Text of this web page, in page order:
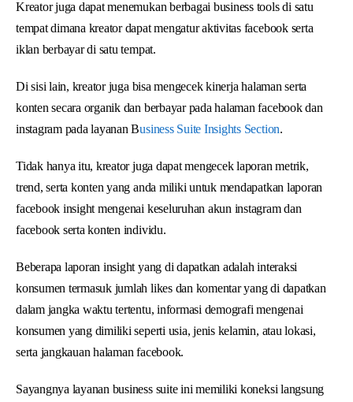
Kreator juga dapat menemukan berbagai business tools di satu
tempat dimana kreator dapat mengatur aktivitas facebook serta
iklan berbayar di satu tempat.
Di sisi lain, kreator juga bisa mengecek kinerja halaman serta
konten secara organik dan berbayar pada halaman facebook dan
instagram pada layanan Business Suite Insights Section.
Tidak hanya itu, kreator juga dapat mengecek laporan metrik,
trend, serta konten yang anda miliki untuk mendapatkan laporan
facebook insight mengenai keseluruhan akun instagram dan
facebook serta konten individu.
Beberapa laporan insight yang di dapatkan adalah interaksi
konsumen termasuk jumlah likes dan komentar yang di dapatkan
dalam jangka waktu tertentu, informasi demografi mengenai
konsumen yang dimiliki seperti usia, jenis kelamin, atau lokasi,
serta jangkauan halaman facebook.
Sayangnya layanan business suite ini memiliki koneksi langsung